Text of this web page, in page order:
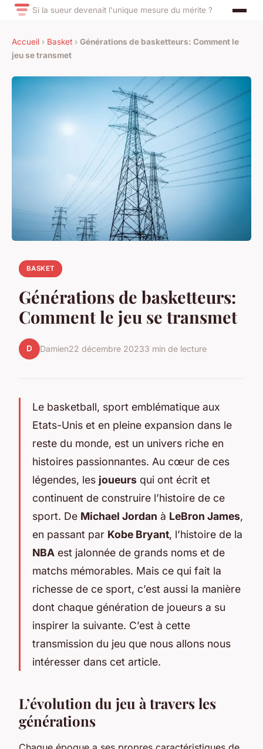
Si la sueur devenait l'unique mesure du mérite ?
Accueil › Basket › Générations de basketteurs: Comment le
jeu se transmet
BASKET
Générations de basketteurs:
Comment le jeu se transmet
D Damien22 décembre 20233 min de lecture
Le basketball, sport emblématique aux
Etats-Unis et en pleine expansion dans le
reste du monde, est un univers riche en
histoires passionnantes. Au cœur de ces
légendes, les joueurs qui ont écrit et
continuent de construire l’histoire de ce
sport. De Michael Jordan à LeBron James,
en passant par Kobe Bryant, l’histoire de la
NBA est jalonnée de grands noms et de
matchs mémorables. Mais ce qui fait la
richesse de ce sport, c’est aussi la manière
dont chaque génération de joueurs a su
inspirer la suivante. C’est à cette
transmission du jeu que nous allons nous
intéresser dans cet article.
L’évolution du jeu à travers les
générations